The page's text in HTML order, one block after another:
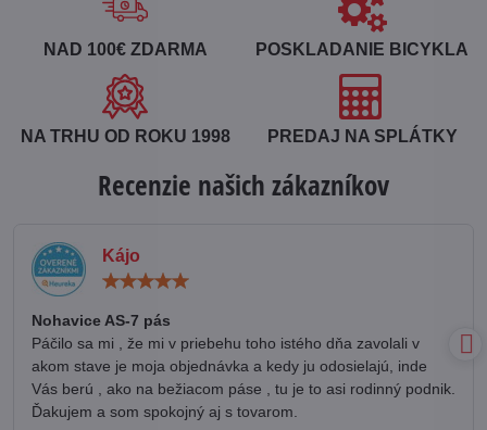
NAD 100€ ZDARMA POSKLADANIE BICYKLA
NA TRHU OD ROKU 1998 PREDAJ NA SPLÁTKY
Recenzie našich zákazníkov
Kájo
Nohavice AS-7 pás
Páčilo sa mi , že mi v priebehu toho istého dňa zavolali v
akom stave je moja objednávka a kedy ju odosielajú, inde
Vás berú , ako na bežiacom páse , tu je to asi rodinný podnik.
Ďakujem a som spokojný aj s tovarom.